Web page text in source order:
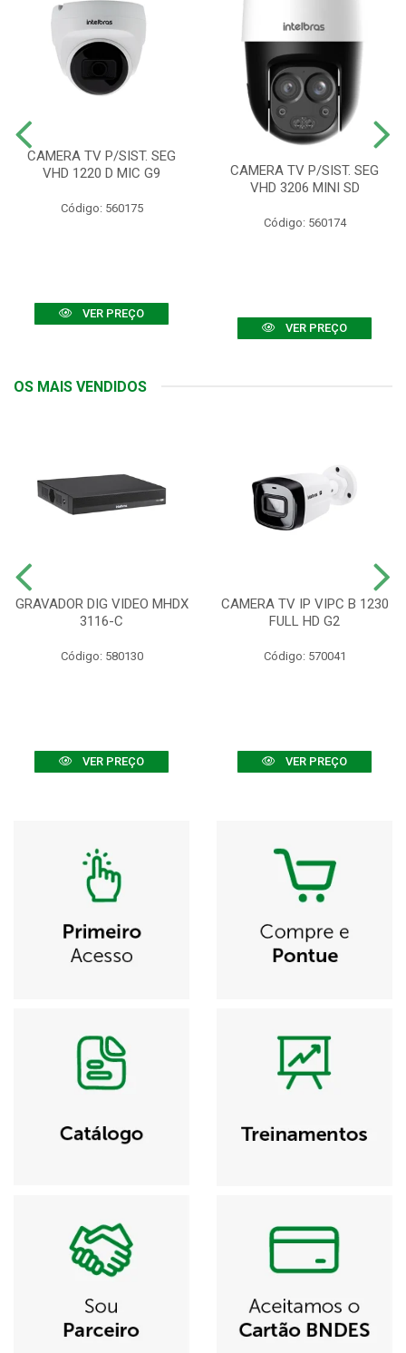
CAMERA TV P/SIST. SEG
VHD 1220 D MIC G9
Código: 560175
VER PREÇO
CAMERA TV P/SIST. SEG
VHD 3206 MINI SD
Código: 560174
VER PREÇO
OS MAIS VENDIDOS
GRAVADOR DIG VIDEO MHDX
3116-C
Código: 580130
VER PREÇO
CAMERA TV IP VIPC B 1230
FULL HD G2
Código: 570041
VER PREÇO